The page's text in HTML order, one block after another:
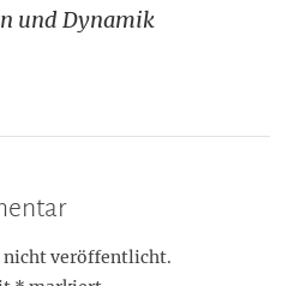
und Dynamik
veröffentlicht.